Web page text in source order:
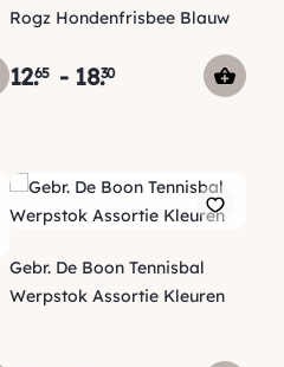
Rogz Hondenfrisbee Blauw
12.65 - 18.30
Gebr. De Boon Tennisbal
Werpstok Assortie Kleuren